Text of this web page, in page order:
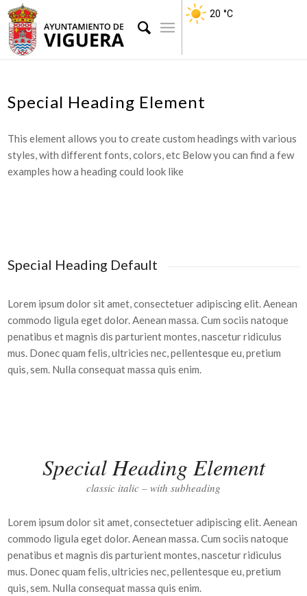
20 °C
Special Heading Element
This element allows you to create custom headings with various
styles, with different fonts, colors, etc Below you can find a few
examples how a heading could look like
Special Heading Default
Lorem ipsum dolor sit amet, consectetuer adipiscing elit. Aenean
commodo ligula eget dolor. Aenean massa. Cum sociis natoque
penatibus et magnis dis parturient montes, nascetur ridiculus
mus. Donec quam felis, ultricies nec, pellentesque eu, pretium
quis, sem. Nulla consequat massa quis enim.
Special Heading Element
classic italic – with subheading
Lorem ipsum dolor sit amet, consectetuer adipiscing elit. Aenean
commodo ligula eget dolor. Aenean massa. Cum sociis natoque
penatibus et magnis dis parturient montes, nascetur ridiculus
mus. Donec quam felis, ultricies nec, pellentesque eu, pretium
quis, sem. Nulla consequat massa quis enim.